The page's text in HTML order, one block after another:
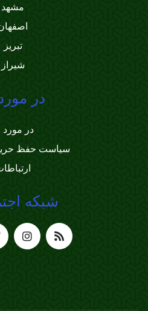
مشهد
تبریز
شیراز
در
در مورد
سیاست حفظ
شبکه